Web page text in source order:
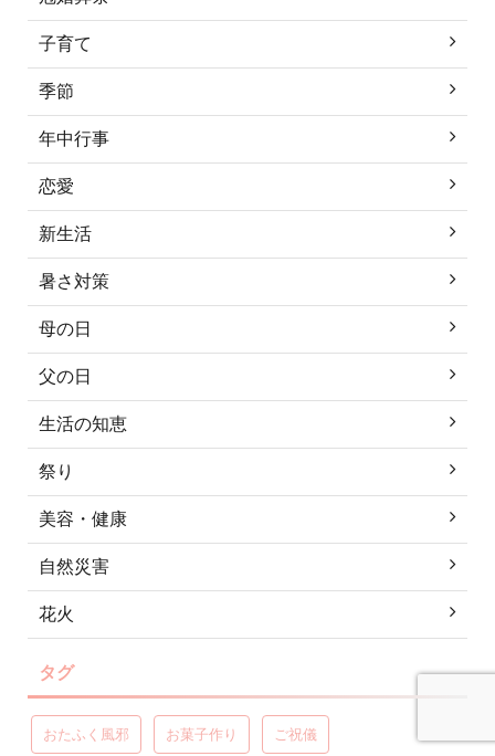
子育て
季節
年中行事
恋愛
新生活
暑さ対策
母の日
父の日
生活の知恵
祭り
美容・健康
自然災害
花火
タグ
おたふく風邪 お菓子作り ご祝儀